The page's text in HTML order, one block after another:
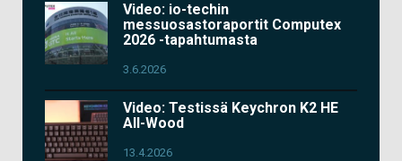
Video: io-techin
messuosastoraportit Computex
2026 -tapahtumasta
3.6.2026
Video: Testissä Keychron K2 HE
All-Wood
13.4.2026